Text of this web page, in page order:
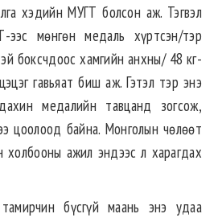
хэдийн МУГТ болсон аж. Тэгвэл
мөнгөн медаль хүртсэн/тэр
боксчдоос хамгийн анхны/ 48 кг-
гавьяат биш аж. Гэтэл тэр энэ
медалийн тавцанд зогсож,
цоолоод байна. Монголын чөлөөт
ажил эндээс л харагдах
бүсгүй маань энэ удаа